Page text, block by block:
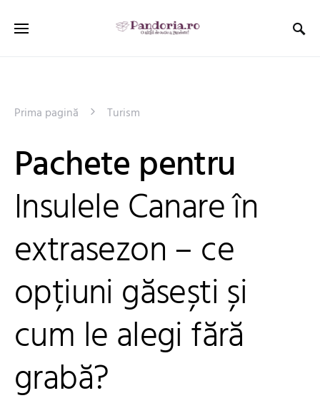
Prima pagină Turism
Pachete pentru
Insulele Canare în
extrasezon – ce
opțiuni găsești și
cum le alegi fără
grabă?